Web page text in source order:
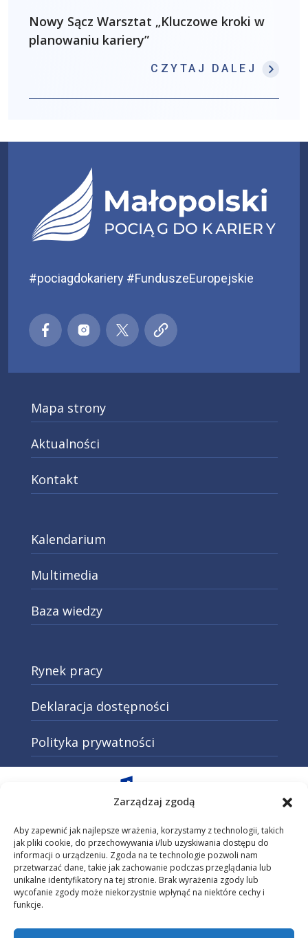
Zarządzaj zgodą
Aby zapewnić jak najlepsze wrażenia, korzystamy z technologii, takich
jak pliki cookie, do przechowywania i/lub uzyskiwania dostępu do
informacji o urządzeniu. Zgoda na te technologie pozwoli nam
przetwarzać dane, takie jak zachowanie podczas przeglądania lub
unikalne identyfikatory na tej stronie. Brak wyrażenia zgody lub
wycofanie zgody może niekorzystnie wpłynąć na niektóre cechy i
funkcje.
Nowy Sącz Warsztat „Kluczowe kroki w
planowaniu kariery”
CZYTAJ DALEJ :
#pociagdokariery #FunduszeEuropejskie
Małopolski pociąg do kariery
Małopolski pociąg do kariery
Małopolski pociąg do kariery
Małopolski pociąg do
Mapa strony
Aktualności
Kontakt
Kalendarium
Multimedia
Baza wiedzy
Rynek pracy
Deklaracja dostępności
Polityka prywatności
Otwarcie w nowej karcie:
Otwarcie w nowej karcie: Przejdź